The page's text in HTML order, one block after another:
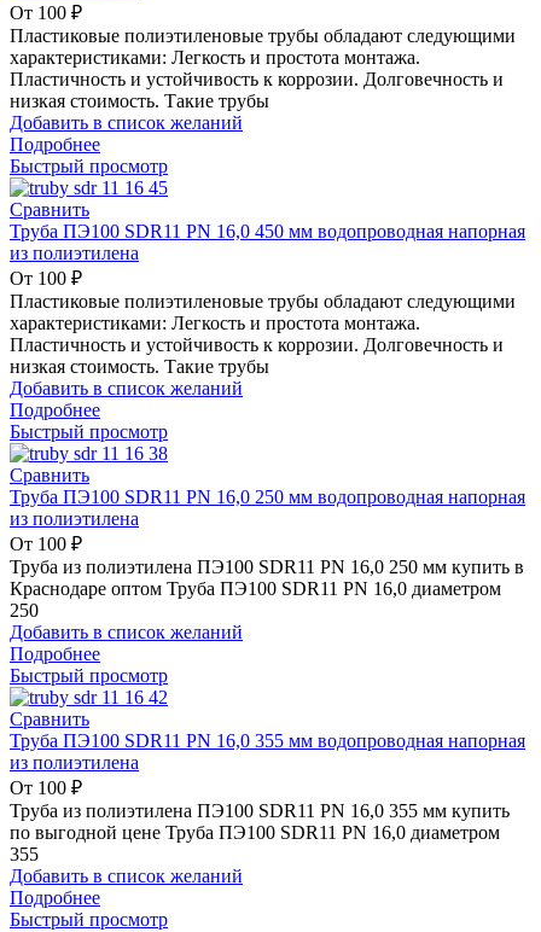
От 100 ₽
Пластиковые полиэтиленовые трубы обладают следующими
характеристиками: Легкость и простота монтажа.
Пластичность и устойчивость к коррозии. Долговечность и
низкая стоимость. Такие трубы
Добавить в список желаний
Подробнее
Быстрый просмотр
Сравнить
Труба ПЭ100 SDR11 PN 16,0 450 мм водопроводная напорная
из полиэтилена
От 100 ₽
Пластиковые полиэтиленовые трубы обладают следующими
характеристиками: Легкость и простота монтажа.
Пластичность и устойчивость к коррозии. Долговечность и
низкая стоимость. Такие трубы
Добавить в список желаний
Подробнее
Быстрый просмотр
Сравнить
Труба ПЭ100 SDR11 PN 16,0 250 мм водопроводная напорная
из полиэтилена
От 100 ₽
Труба из полиэтилена ПЭ100 SDR11 PN 16,0 250 мм купить в
Краснодаре оптом Труба ПЭ100 SDR11 PN 16,0 диаметром
250
Добавить в список желаний
Подробнее
Быстрый просмотр
Сравнить
Труба ПЭ100 SDR11 PN 16,0 355 мм водопроводная напорная
из полиэтилена
От 100 ₽
Труба из полиэтилена ПЭ100 SDR11 PN 16,0 355 мм купить
по выгодной цене Труба ПЭ100 SDR11 PN 16,0 диаметром
355
Добавить в список желаний
Подробнее
Быстрый просмотр